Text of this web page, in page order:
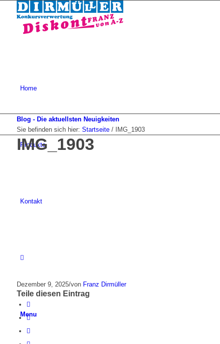
Home
Produkte
Kontakt
Menu
Blog - Die aktuellsten Neuigkeiten
Sie befinden sich hier: Startseite / IMG_1903
IMG_1903
Dezember 9, 2025/von Franz Dirmüller
Teile diesen Eintrag